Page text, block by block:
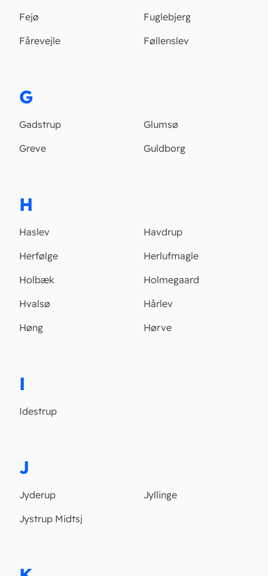
Fejø
Fuglebjerg
Fårevejle
Føllenslev
G
Gadstrup
Glumsø
Greve
Guldborg
H
Haslev
Havdrup
Herfølge
Herlufmagle
Holbæk
Holmegaard
Hvalsø
Hårlev
Høng
Hørve
I
Idestrup
J
Jyderup
Jyllinge
Jystrup Midtsj